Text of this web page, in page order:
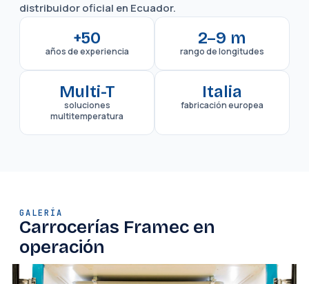
distribuidor oficial en Ecuador.
+50
años de experiencia
2–9 m
rango de longitudes
Multi-T
soluciones
multitemperatura
Italia
fabricación europea
GALERÍA
Carrocerías Framec en
operación